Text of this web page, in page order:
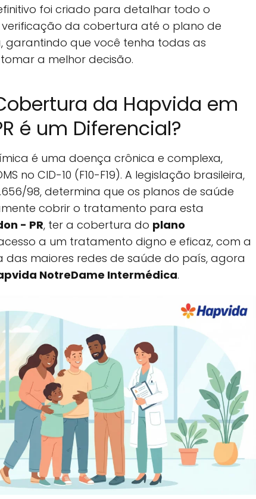
foi criado para detalhar todo o
verificação da cobertura até o plano de
garantindo que você tenha todas as
a melhor decisão.
da Hapvida em
é um Diferencial?
é uma doença crônica e complexa,
no CID-10 (F10-F19). A legislação brasileira,
98, determina que os planos de saúde
cobrir o tratamento para esta
- PR, ter a cobertura do plano
a um tratamento digno e eficaz, com a
das maiores redes de saúde do país, agora
NotreDame Intermédica.